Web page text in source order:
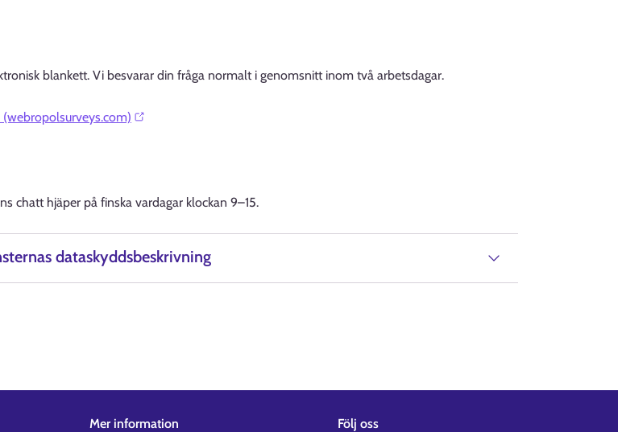
blankett. Vi besvarar din fråga normalt i genomsnitt inom två arbetsdagar.
chatt hjäper på finska vardagar klockan 9–15.
dataskyddsbeskrivning
Mer information Följ oss